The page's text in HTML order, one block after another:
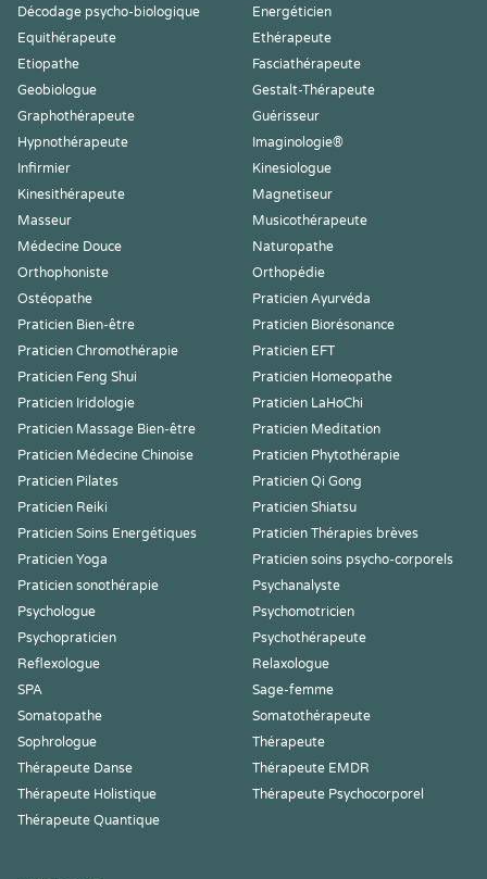
Décodage psycho-biologique
Energéticien
Equithérapeute
Ethérapeute
Etiopathe
Fasciathérapeute
Geobiologue
Gestalt-Thérapeute
Graphothérapeute
Guérisseur
Hypnothérapeute
Imaginologie®
Infirmier
Kinesiologue
Kinesithérapeute
Magnetiseur
Masseur
Musicothérapeute
Médecine Douce
Naturopathe
Orthophoniste
Orthopédie
Ostéopathe
Praticien Ayurvéda
Praticien Bien-être
Praticien Biorésonance
Praticien Chromothérapie
Praticien EFT
Praticien Feng Shui
Praticien Homeopathe
Praticien Iridologie
Praticien LaHoChi
Praticien Massage Bien-être
Praticien Meditation
Praticien Médecine Chinoise
Praticien Phytothérapie
Praticien Pilates
Praticien Qi Gong
Praticien Reiki
Praticien Shiatsu
Praticien Soins Energétiques
Praticien Thérapies brèves
Praticien Yoga
Praticien soins psycho-corporels
Praticien sonothérapie
Psychanalyste
Psychologue
Psychomotricien
Psychopraticien
Psychothérapeute
Reflexologue
Relaxologue
SPA
Sage-femme
Somatopathe
Somatothérapeute
Sophrologue
Thérapeute
Thérapeute Danse
Thérapeute EMDR
Thérapeute Holistique
Thérapeute Psychocorporel
Thérapeute Quantique